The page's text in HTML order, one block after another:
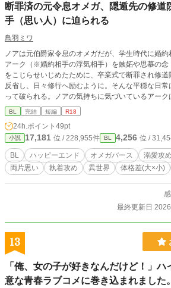
断罪済の元令息オメガ、隠遁先の修道
手（思い人）に迫られる
鳥羽ミワ
ノアは元伯爵家令息のオメガだが、学生時代に婚
アーク（※婚約相手の浮気相手）を嫉妬や思慕の念
をこじらせいじめたために、卒業式で断罪され修道
反省し、日々修行へ励むように。そんな平穏な日
って破られる。ノアの気持ちに気づいているアー
るたびにキスをする。やがて行為はエスカレートし
なっていた。 欲求不満の若い身体が、思い人とのセ
もなく……。ぐずぐずにとろけて誘惑するノアに、
五年越しに実る両片思い！ 卑劣で卑怯な愛情表現
任」を取る！ ※男性妊娠・出産を想起させる表現があります ※ムーンライトノ
ベルズ、アルファポリス、pixivへ掲載しています
BL 完結 短編 R18
24h.ポイント 49pt
小説 17,181 位 / 228,955件 BL 4,256 位 /
BL ハッピーエンド オメガバース 溺愛攻め
両片思い
執着攻め 異世界 体格差(大×小)
最終更新日
13
「俺、女の子が好きなんだけど！」
意な青春ラブコメに巻き込まれました。